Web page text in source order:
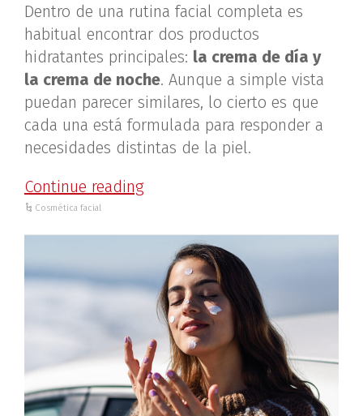
Dentro de una rutina facial completa es
habitual encontrar dos productos
hidratantes principales: la crema de día y
la crema de noche. Aunque a simple vista
puedan parecer similares, lo cierto es que
cada una está formulada para responder a
necesidades distintas de la piel.
Continue reading
Cosmética facial